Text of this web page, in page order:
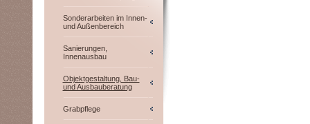
Sonderarbeiten im Innen-
und Außenbereich
Sanierungen,
Innenausbau
Objektgestaltung, Bau-
und Ausbauberatung
Grabpflege